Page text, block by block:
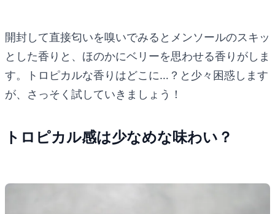
開封して直接匂いを嗅いでみるとメンソールのスキッ
とした香りと、ほのかにベリーを思わせる香りがしま
す。トロピカルな香りはどこに…？と少々困惑します
が、さっそく試していきましょう！
トロピカル感は少なめな味わい？